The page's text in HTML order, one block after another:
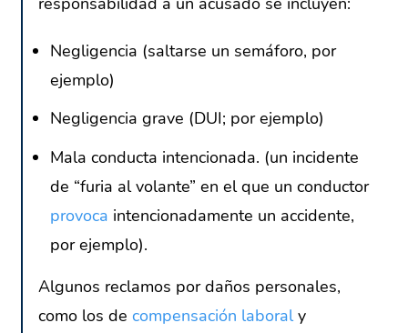
Negligencia (saltarse un semáforo, por
ejemplo)
Negligencia grave (DUI; por ejemplo)
Mala conducta intencionada. (un incidente
de “furia al volante” en el que un conductor
provoca intencionadamente un accidente,
por ejemplo).
Algunos reclamos por daños personales,
como los de compensación laboraly